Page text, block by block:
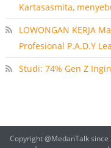
Kartasasmita,
LOWONGAN KERJA
Profesional P.A.D.Y
Studi: 74% Gen Z
Copyright @MedanTalk since